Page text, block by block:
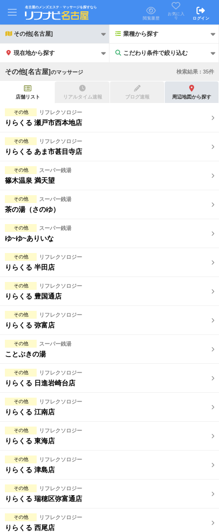
名古屋のメンズエステ・マッサージを探すなら
閲覧履歴
お気に入
り
ログイン
その他[名古屋] 業種から探す
現在地から探す こだわり条件で絞り込む
こだわり条件で絞り込む
21時以降も受付
初回割引あり
団体割引
キャッシュレス決済OK
2名様歓迎
完全個室
ペアルームあり
フットバスあり
日本人スタッフのみ
スタッフ指名可
その他[名古屋]のマッサージ 検索結果 : 35件
店舗リスト リアルタイム速報 ブログ速報 周辺地図から探す
その他 リフレクソロジー
りらくる 瀬戸市西本地店
その他 リフレクソロジー
りらくる あま市甚目寺店
その他 スーパー銭湯
篠木温泉 満天望
その他 スーパー銭湯
茶の湯（さのゆ）
その他 スーパー銭湯
ゆ~ゆ~ありいな
その他 リフレクソロジー
りらくる 半田店
その他 リフレクソロジー
りらくる 豊国通店
その他 リフレクソロジー
りらくる 弥富店
その他 スーパー銭湯
ことぶきの湯
その他 リフレクソロジー
りらくる 日進岩崎台店
その他 リフレクソロジー
りらくる 江南店
その他 リフレクソロジー
りらくる 東海店
その他 リフレクソロジー
りらくる 津島店
その他 リフレクソロジー
りらくる 瑞穂区弥富通店
その他 リフレクソロジー
りらくる 西尾店